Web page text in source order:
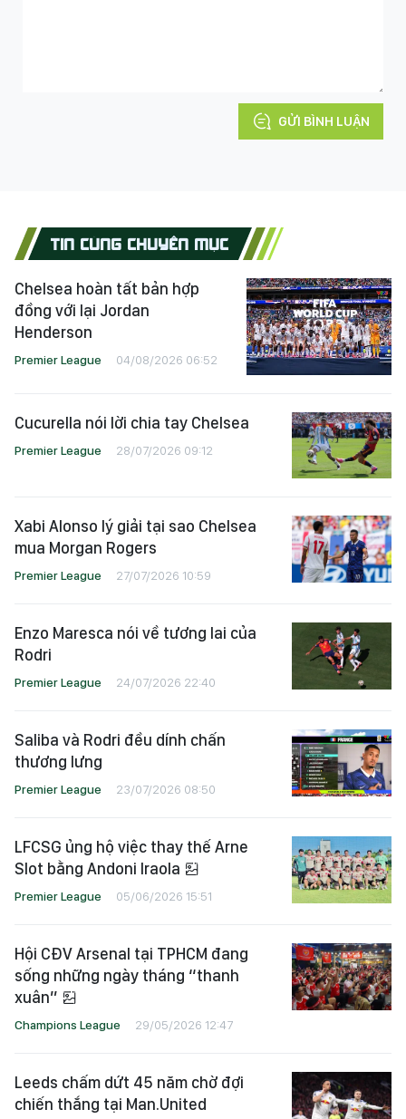
GỬI BÌNH LUẬN
TIN CÙNG CHUYÊN MỤC
Chelsea hoàn tất bản hợp
đồng với lại Jordan
Henderson
Premier League 04/08/2026 06:52
Cucurella nói lời chia tay Chelsea
Premier League 28/07/2026 09:12
Xabi Alonso lý giải tại sao Chelsea
mua Morgan Rogers
Premier League 27/07/2026 10:59
Enzo Maresca nói về tương lai của
Rodri
Premier League 24/07/2026 22:40
Saliba và Rodri đều dính chấn
thương lưng
Premier League 23/07/2026 08:50
LFCSG ủng hộ việc thay thế Arne
Slot bằng Andoni Iraola
Premier League 05/06/2026 15:51
Hội CĐV Arsenal tại TPHCM đang
sống những ngày tháng “thanh
xuân”
Champions League 29/05/2026 12:47
Leeds chấm dứt 45 năm chờ đợi
chiến thắng tại Man.United